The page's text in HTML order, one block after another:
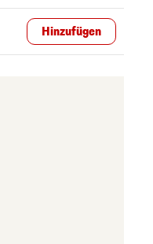
Hinzufügen